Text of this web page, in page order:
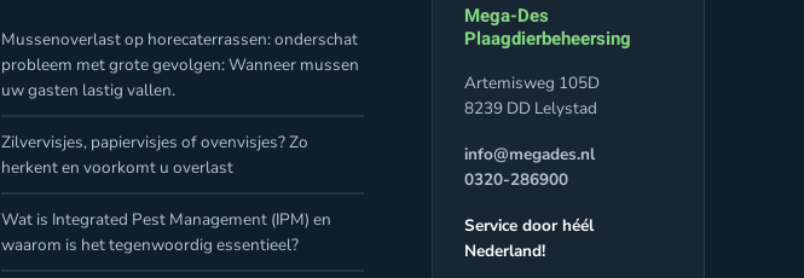
Mussenoverlast op horecaterrassen: onderschat
probleem met grote gevolgen: Wanneer mussen
uw gasten lastig vallen.
Zilvervisjes, papiervisjes of ovenvisjes? Zo
herkent en voorkomt u overlast
Wat is Integrated Pest Management (IPM) en
waarom is het tegenwoordig essentieel?
Mega-Des
Plaagdierbeheersing
Artemisweg 105D
8239 DD Lelystad
info@megades.nl
0320-286900
Service door héél
Nederland!